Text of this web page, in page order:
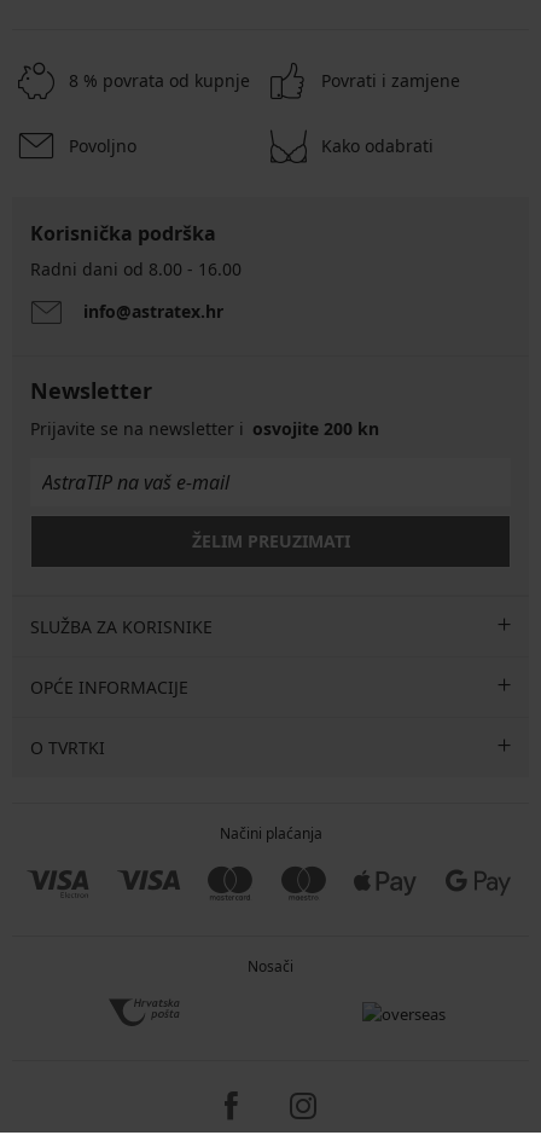
8 % povrata od kupnje Povrati i zamjene
Povoljno Kako odabrati
Korisnička podrška
Radni dani od 8.00 - 16.00
info@astratex.hr
Newsletter
Prijavite se na newsletter i osvojite 200 kn
ŽELIM PREUZIMATI
SLUŽBA ZA KORISNIKE
OPĆE INFORMACIJE
O TVRTKI
Načini plaćanja
Nosači